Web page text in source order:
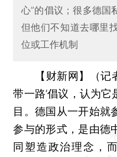
心”的倡议；很多德国
但他们不知道去哪里
位或工作机制
【财新网】（记
带一路’倡议，认为
目。德国从一开始就
参与的形式，是由德
同塑造政治理念，